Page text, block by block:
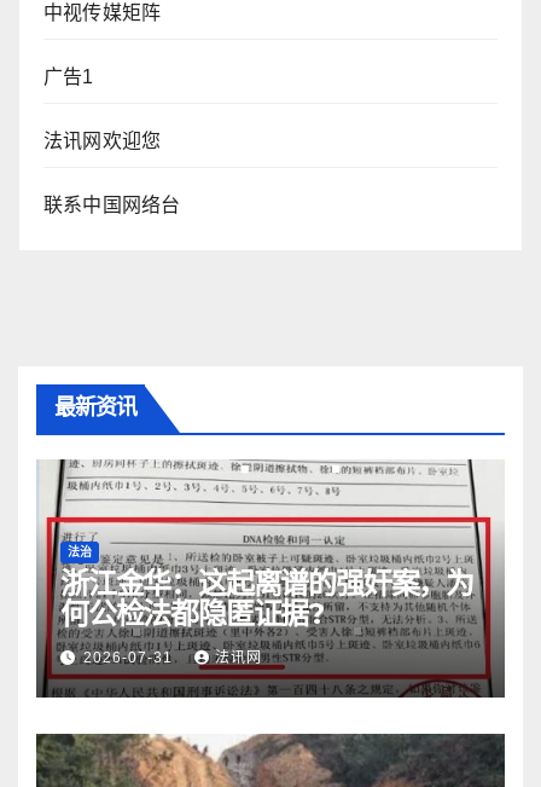
中视传媒矩阵
广告1
法讯网欢迎您
联系中国网络台
最新资讯
法治
浙江金华：​这起离谱的强奸案，为
何公检法都隐匿证据?
2026-07-31 法讯网